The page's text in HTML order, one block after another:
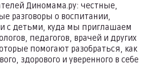
Диномама.ру: честные,
разговоры о воспитании,
с детьми, куда мы приглашаем
педагогов, врачей и других
помогают разобраться, как
здорового и уверенного в себе